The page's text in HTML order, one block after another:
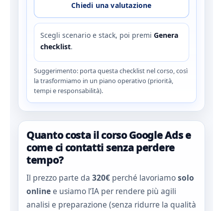
Chiedi una valutazione
Scegli scenario e stack, poi premi Genera
checklist.
Suggerimento: porta questa checklist nel corso, così
la trasformiamo in un piano operativo (priorità,
tempi e responsabilità).
Quanto costa il corso Google Ads e
come ci contatti senza perdere
tempo?
Il prezzo parte da 320€ perché lavoriamosolo
online e usiamo l’IA per rendere più agili
analisi e preparazione (senza ridurre la qualità